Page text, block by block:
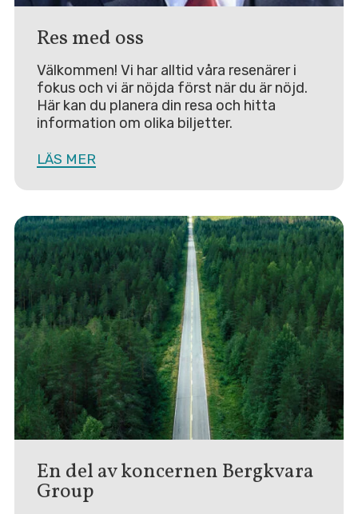
Res med oss
Välkommen! Vi har alltid våra resenärer i
fokus och vi är nöjda först när du är nöjd.
Här kan du planera din resa och hitta
information om olika biljetter.
LÄS MER
En del av koncernen Bergkvara
Group